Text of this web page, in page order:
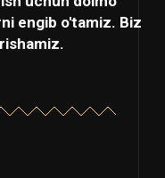
engib o'tamiz. Biz